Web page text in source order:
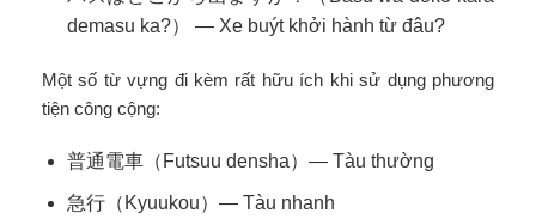
demasu ka?） — Xe buýt khởi hành từ đâu?
Một số từ vựng đi kèm rất hữu ích khi sử dụng phương
tiện công cộng:
普通電車（Futsuu densha）— Tàu thường
急行（Kyuukou）— Tàu nhanh